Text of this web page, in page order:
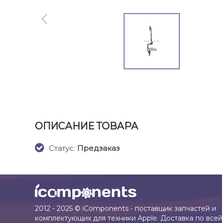
ОПИСАНИЕ ТОВАРА
Cтатус: Предзаказ
2012 - 2025 © iComponents - поставщик запчастей и
комплектующих для техники Apple. Доставка по